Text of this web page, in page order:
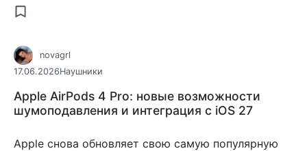
novagrl
17.06.2026Наушники
Apple AirPods 4 Pro: новые возможности
шумоподавления и интеграция с iOS 27
Apple снова обновляет свою самую популярную